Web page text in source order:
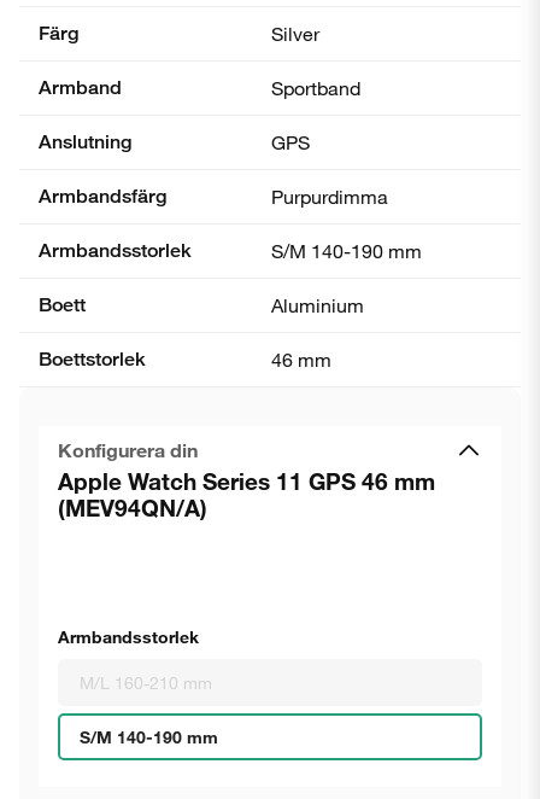
Färg Silver
Armband Sportband
Anslutning GPS
Armbandsfärg Purpurdimma
Armbandsstorlek S/M 140-190 mm
Boett Aluminium
Boettstorlek 46 mm
Konfigurera din
Apple Watch Series 11 GPS 46 mm
(MEV94QN/A)
Armbandsstorlek
M/L 160-210 mm
S/M 140-190 mm